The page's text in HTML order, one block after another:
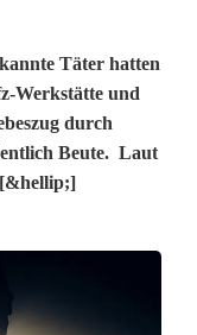
Täter hatten
Werkstätte und
durch
Beute. Laut